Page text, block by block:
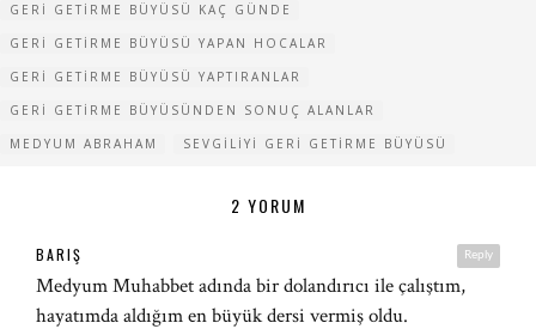
GERI GETIRME BÜYÜSÜ KAÇ GÜNDE
GERI GETIRME BÜYÜSÜ YAPAN HOCALAR
GERI GETIRME BÜYÜSÜ YAPTIRANLAR
GERI GETIRME BÜYÜSÜNDEN SONUÇ ALANLAR
MEDYUM ABRAHAM
SEVGILIYI GERI GETIRME BÜYÜSÜ
2 YORUM
Reply
BARIŞ
Medyum Muhabbet adında bir dolandırıcı ile çalıştım,
hayatımda aldığım en büyük dersi vermiş oldu.